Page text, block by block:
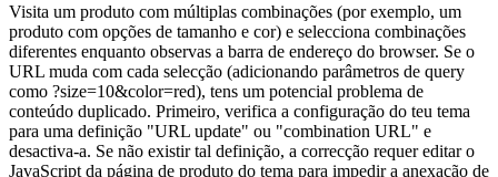
Visita um produto com múltiplas combinações (por exemplo, um
produto com opções de tamanho e cor) e selecciona combinações
diferentes enquanto observas a barra de endereço do browser. Se o
URL muda com cada selecção (adicionando parâmetros de query
como ?size=10&color=red), tens um potencial problema de
conteúdo duplicado. Primeiro, verifica a configuração do teu tema
para uma definição "URL update" ou "combination URL" e
desactiva-a. Se não existir tal definição, a correcção requer editar o
JavaScript da página de produto do tema para impedir a anexação de